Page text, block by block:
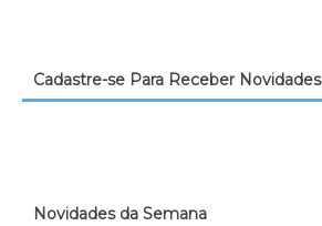
Cadastre-se Para Receber Novidades
Novidades da Semana